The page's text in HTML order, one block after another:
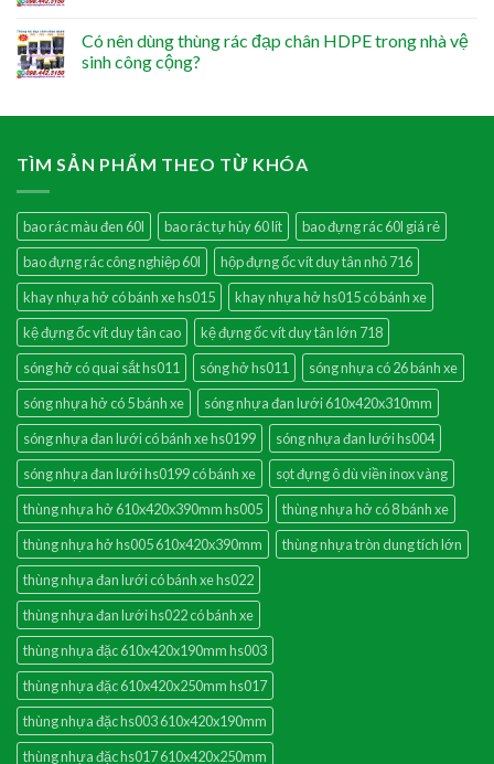
Có nên dùng thùng rác đạp chân HDPE trong nhà vệ
sinh công cộng?
TÌM SẢN PHẨM THEO TỪ KHÓA
bao rác màu đen 60l bao rác tự hủy 60 lít
bao đựng rác 60l giá rẻ
bao đựng rác công nghiệp 60l
hộp đựng ốc vít duy tân nhỏ 716
khay nhựa hở có bánh xe hs015
khay nhựa hở hs015 có bánh xe
kệ đựng ốc vít duy tân cao
kệ đựng ốc vít duy tân lớn 718
sóng hở có quai sắt hs011
sóng hở hs011
sóng nhựa có 26 bánh xe
sóng nhựa hở có 5 bánh xe
sóng nhựa đan lưới 610x420x310mm
sóng nhựa đan lưới có bánh xe hs0199
sóng nhựa đan lưới hs004
sóng nhựa đan lưới hs0199 có bánh xe
sọt đựng ô dù viền inox vàng
thùng nhựa hở 610x420x390mm hs005
thùng nhựa hở có 8 bánh xe
thùng nhựa hở hs005 610x420x390mm
thùng nhựa tròn dung tích lớn
thùng nhựa đan lưới có bánh xe hs022
thùng nhựa đan lưới hs022 có bánh xe
thùng nhựa đặc 610x420x190mm hs003
thùng nhựa đặc 610x420x250mm hs017
thùng nhựa đặc hs003 610x420x190mm
thùng nhựa đặc hs017 610x420x250mm